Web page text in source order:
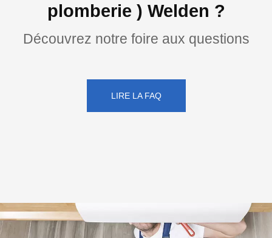
plomberie ) Welden ?
Découvrez notre foire aux questions
LIRE LA FAQ